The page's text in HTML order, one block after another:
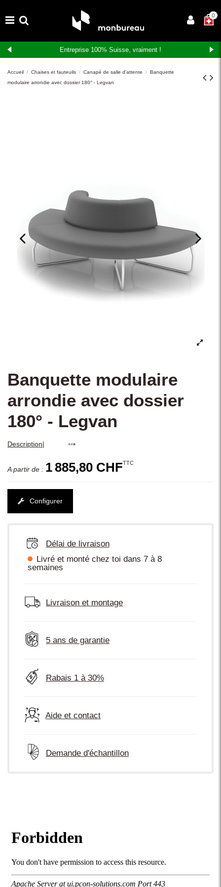
×0
Entreprise 100% Suisse, vraiment !
Accueil Chaises et fauteuils Canapé de salle d'attente
Banquette
modulaire arrondie avec dossier 180° - Legvan
Banquette modulaire
arrondie avec dossier
180° - Legvan
Description|
A partir de : 1 885,80 CHFTTC
Configurer
Délai de livraison
Livré et monté chez toi dans 7 à 8
semaines
Livraison et montage
5 ans de garantie
Rabais 1 à 30%
Aide et contact
Demande d'échantillon